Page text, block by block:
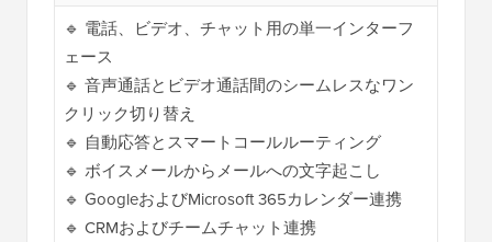
🔹 電話、ビデオ、チャット用の単一インターフ
ェース
🔹 音声通話とビデオ通話間のシームレスなワン
クリック切り替え
🔹 自動応答とスマートコールルーティング
🔹 ボイスメールからメールへの文字起こし
🔹 GoogleおよびMicrosoft 365カレンダー連携
🔹 CRMおよびチームチャット連携